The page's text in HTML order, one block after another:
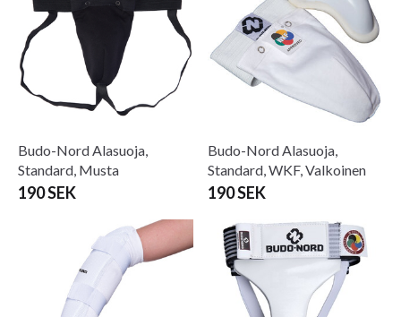
Budo-Nord Alasuoja,
Standard, Musta
190 SEK
Budo-Nord Alasuoja,
Standard, WKF, Valkoinen
190 SEK